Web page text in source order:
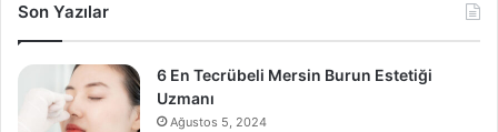
Son Yazılar
6 En Tecrübeli Mersin Burun Estetiği
Uzmanı
Ağustos 5, 2024